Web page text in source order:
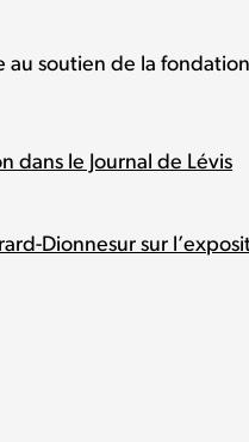
au soutien de la
dans le Journal de Lévis
Dionnesur sur